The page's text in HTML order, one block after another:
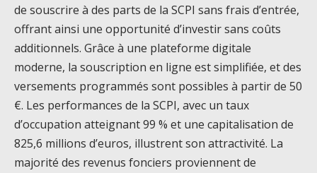
de souscrire à des parts de la SCPI sans frais d’entrée,
offrant ainsi une opportunité d’investir sans coûts
additionnels. Grâce à une plateforme digitale
moderne, la souscription en ligne est simplifiée, et des
versements programmés sont possibles à partir de 50
€. Les performances de la SCPI, avec un taux
d’occupation atteignant 99 % et une capitalisation de
825,6 millions d’euros, illustrent son attractivité. La
majorité des revenus fonciers proviennent de